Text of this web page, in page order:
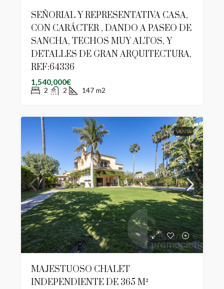
SEÑORIAL Y REPRESENTATIVA CASA,
CON CARÁCTER , DANDO A PASEO DE
SANCHA, TECHOS MUY ALTOS, Y
DETALLES DE GRAN ARQUITECTURA,
REF:64336
1,540,000€
2 2 147 m2
VENTA
MAJESTUOSO CHALET
INDEPENDIENTE DE 365 M²